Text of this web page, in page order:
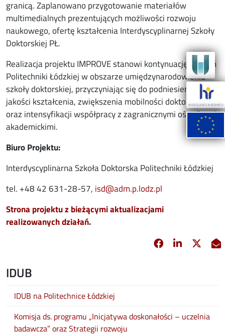
granicą. Zaplanowano przygotowanie materiałów
multimedialnych prezentujących możliwości rozwoju
naukowego, ofertę kształcenia Interdyscyplinarnej Szkoły
Doktorskiej PŁ.
Realizacja projektu IMPROVE stanowi kontynuację działań
Politechniki Łódzkiej w obszarze umiędzynarodowienia
szkoły doktorskiej, przyczyniając się do podniesienia
jakości kształcenia, zwiększenia mobilności doktorantów
oraz intensyfikacji współpracy z zagranicznymi ośrodkami
akademickimi.
Biuro Projektu:
Interdyscyplinarna Szkoła Doktorska Politechniki Łódzkiej
tel. +48 42 631-28-57, isd@adm.p.lodz.pl
Strona projektu z bieżącymi aktualizacjami
realizowanych działań.
Facebook
opens in new
Linkedin
opens in
X
IDUB
IDUB na Politechnice Łódzkiej
Komisja ds. programu „Inicjatywa doskonałości – uczelnia
badawcza” oraz Strategii rozwoju